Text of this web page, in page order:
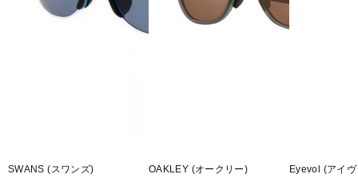
SWANS (スワンズ) OAKLEY (オークリー) Eyevol (アイ